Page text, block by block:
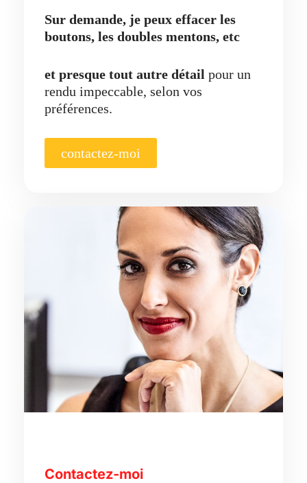
Sur demande, je peux effacer les
boutons, les doubles mentons, etc
et presque tout autre détail pour un
rendu impeccable, selon vos
préférences.
contactez-moi
Contactez-moi